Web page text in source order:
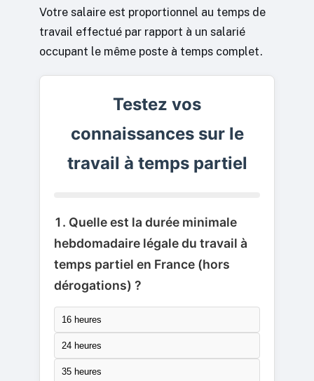
Votre salaire est proportionnel au temps de
travail effectué par rapport à un salarié
occupant le même poste à temps complet.
Testez vos
connaissances sur le
travail à temps partiel
1. Quelle est la durée minimale
hebdomadaire légale du travail à
temps partiel en France (hors
dérogations) ?
16 heures
24 heures
35 heures